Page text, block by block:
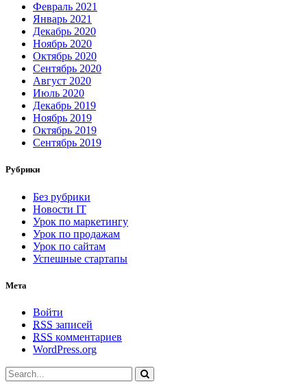
Февраль 2021
Январь 2021
Декабрь 2020
Ноябрь 2020
Октябрь 2020
Сентябрь 2020
Август 2020
Июль 2020
Декабрь 2019
Ноябрь 2019
Октябрь 2019
Сентябрь 2019
Рубрики
Без рубрики
Новости IT
Урок по маркетингу
Урок по продажам
Урок по сайтам
Успешные стартапы
Мета
Войти
RSS записей
RSS комментариев
WordPress.org